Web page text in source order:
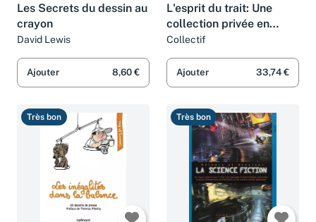
Les Secrets du dessin au
crayon
David Lewis
Ajouter 8,60 €
L'esprit du trait: Une
collection privée en
Provence
Collectif
Ajouter 33,74 €
Très bon Très bon